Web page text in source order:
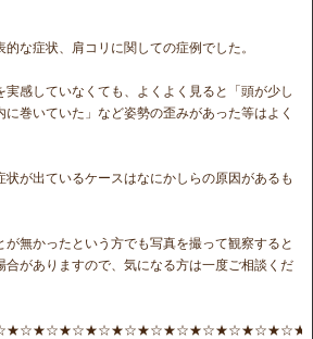
な症状、肩コリに関しての症例でした。
実感していなくても、よくよく見ると「頭が少し
巻いていた」など姿勢の歪みがあった等はよく
が出ているケースはなにかしらの原因があるも
無かったという方でも写真を撮って観察すると
合がありますので、気になる方は一度ご相談くだ